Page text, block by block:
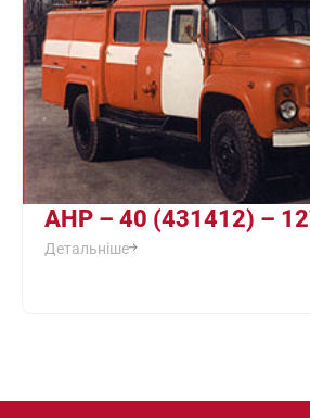
АНР – 40 (431412) –
Детальніше